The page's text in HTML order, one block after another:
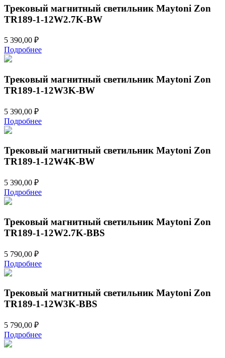
Трековый магнитный светильник Maytoni Zon
TR189-1-12W2.7K-BW
5 390,00 ₽
Подробнее
Трековый магнитный светильник Maytoni Zon
TR189-1-12W3K-BW
5 390,00 ₽
Подробнее
Трековый магнитный светильник Maytoni Zon
TR189-1-12W4K-BW
5 390,00 ₽
Подробнее
Трековый магнитный светильник Maytoni Zon
TR189-1-12W2.7K-BBS
5 790,00 ₽
Подробнее
Трековый магнитный светильник Maytoni Zon
TR189-1-12W3K-BBS
5 790,00 ₽
Подробнее